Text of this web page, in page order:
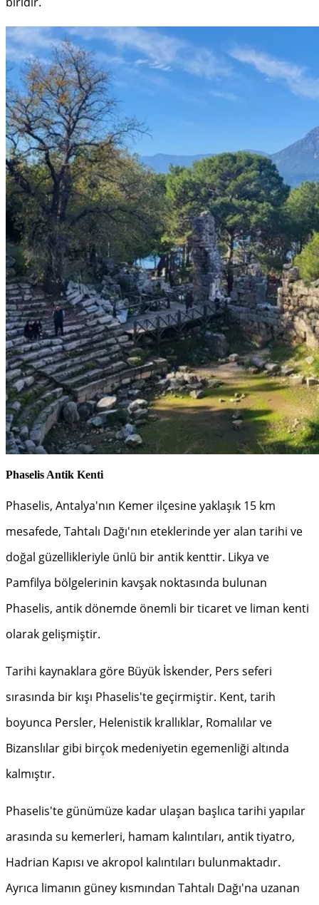
Phaselis Antik Kenti
Phaselis, Antalya'nın Kemer ilçesine yaklaşık 15 km
mesafede, Tahtalı Dağı'nın eteklerinde yer alan tarihi ve
doğal güzellikleriyle ünlü bir antik kenttir. Likya ve
Pamfilya bölgelerinin kavşak noktasında bulunan
Phaselis, antik dönemde önemli bir ticaret ve liman kenti
olarak gelişmiştir.
Tarihi kaynaklara göre Büyük İskender, Pers seferi
sırasında bir kışı Phaselis'te geçirmiştir. Kent, tarih
boyunca Persler, Helenistik krallıklar, Romalılar ve
Bizanslılar gibi birçok medeniyetin egemenliği altında
kalmıştır.
Phaselis'te günümüze kadar ulaşan başlıca tarihi yapılar
arasında su kemerleri, hamam kalıntıları, antik tiyatro,
Hadrian Kapısı ve akropol kalıntıları bulunmaktadır.
Ayrıca limanın güney kısmından Tahtalı Dağı'na uzanan